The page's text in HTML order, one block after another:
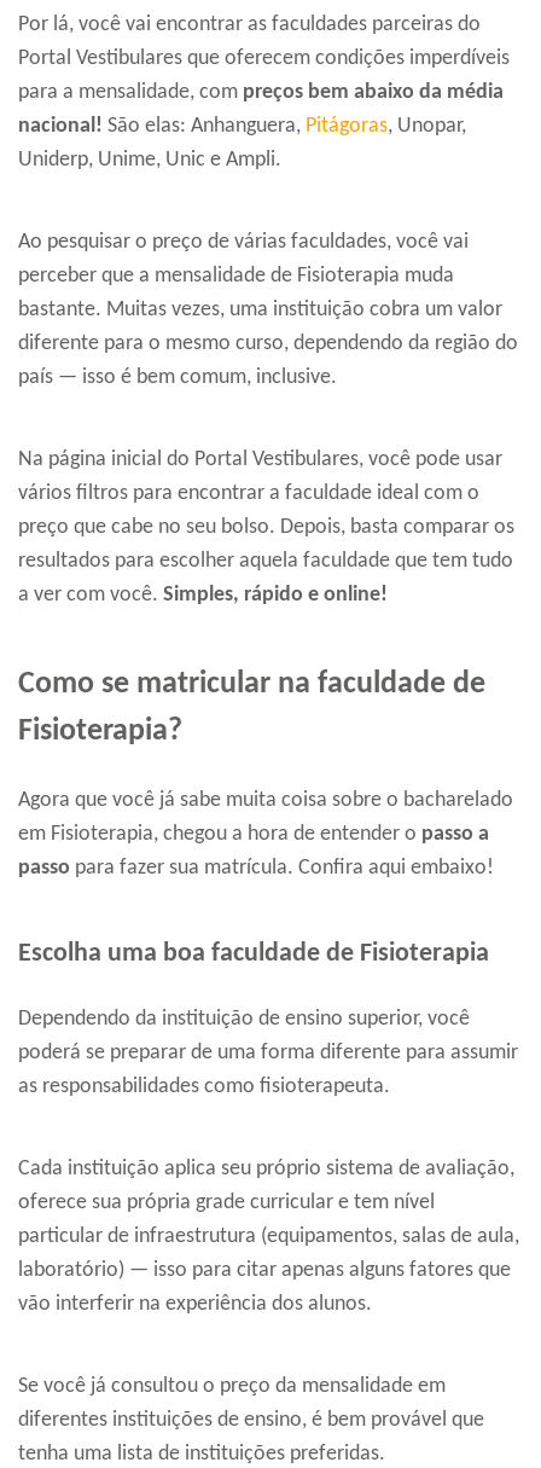
Por lá, você vai encontrar as faculdades parceiras do
Portal Vestibulares que oferecem condições imperdíveis
para a mensalidade, com preços bem abaixo da média
nacional! São elas: Anhanguera, Pitágoras, Unopar,
Uniderp, Unime, Unic e Ampli.
Ao pesquisar o preço de várias faculdades, você vai
perceber que a mensalidade de Fisioterapia muda
bastante. Muitas vezes, uma instituição cobra um valor
diferente para o mesmo curso, dependendo da região do
país — isso é bem comum, inclusive.
Na página inicial do Portal Vestibulares, você pode usar
vários filtros para encontrar a faculdade ideal com o
preço que cabe no seu bolso. Depois, basta comparar os
resultados para escolher aquela faculdade que tem tudo
a ver com você. Simples, rápido e online!
Como se matricular na faculdade de
Fisioterapia?
Agora que você já sabe muita coisa sobre o bacharelado
em Fisioterapia, chegou a hora de entender o passo a
passo para fazer sua matrícula. Confira aqui embaixo!
Escolha uma boa faculdade de Fisioterapia
Dependendo da instituição de ensino superior, você
poderá se preparar de uma forma diferente para assumir
as responsabilidades como fisioterapeuta.
Cada instituição aplica seu próprio sistema de avaliação,
oferece sua própria grade curricular e tem nível
particular de infraestrutura (equipamentos, salas de aula,
laboratório) — isso para citar apenas alguns fatores que
vão interferir na experiência dos alunos.
Se você já consultou o preço da mensalidade em
diferentes instituições de ensino, é bem provável que
tenha uma lista de instituições preferidas.